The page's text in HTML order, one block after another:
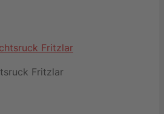
Fritzlar